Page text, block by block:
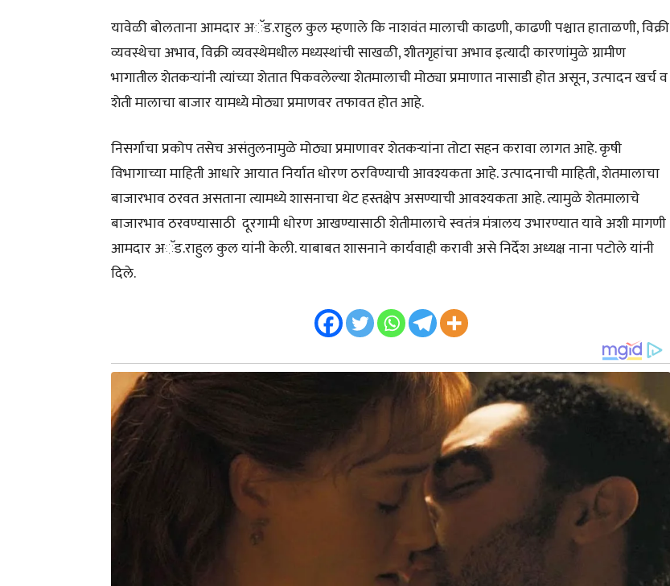
यावेळी बोलताना आमदार अॅड.राहुल कुल म्हणाले कि नाशवंत मालाची काढणी, काढणी पश्चात हाताळणी, विक्री
व्यवस्थेचा अभाव, विक्री व्यवस्थेमधील मध्यस्थांची साखळी, शीतगृहांचा अभाव इत्यादी कारणांमुळे ग्रामीण
भागातील शेतकऱ्यांनी त्यांच्या शेतात पिकवलेल्या शेतमालाची मोठ्या प्रमाणात नासाडी होत असून, उत्पादन खर्च व
शेती मालाचा बाजार यामध्ये मोठ्या प्रमाणवर तफावत होत आहे.
निसर्गाचा प्रकोप तसेच असंतुलनामुळे मोठ्या प्रमाणावर शेतकऱ्यांना तोटा सहन करावा लागत आहे. कृषी
विभागाच्या माहिती आधारे आयात निर्यात धोरण ठरविण्याची आवश्यकता आहे. उत्पादनाची माहिती, शेतमालाचा
बाजारभाव ठरवत असताना त्यामध्ये शासनाचा थेट हस्तक्षेप असण्याची आवश्यकता आहे. त्यामुळे शेतमालाचे
बाजारभाव ठरवण्यासाठी दूरगामी धोरण आखण्यासाठी शेतीमालाचे स्वतंत्र मंत्रालय उभारण्यात यावे अशी मागणी
आमदार अॅड.राहुल कुल यांनी केली. याबाबत शासनाने कार्यवाही करावी असे निर्देश अध्यक्ष नाना पटोले यांनी
दिले.